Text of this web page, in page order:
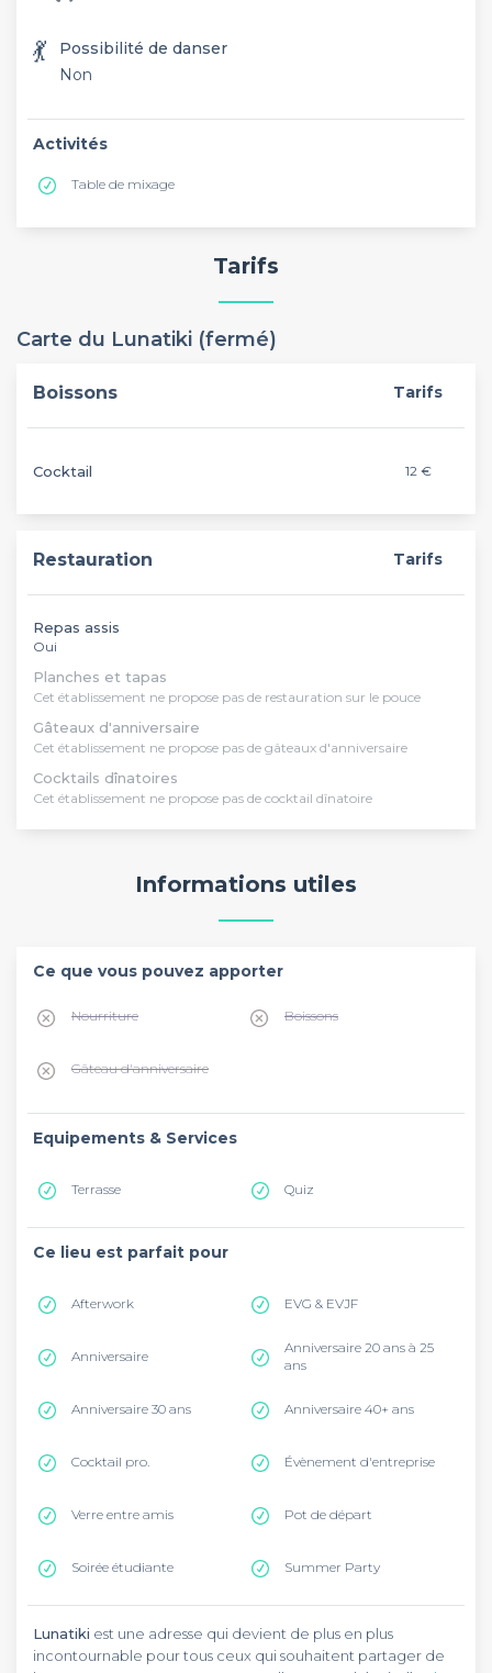
💃
Possibilité de danser
Non
Activités
Table de mixage
Tarifs
Carte du Lunatiki (fermé)
Boissons Tarifs
Cocktail 12 €
Restauration Tarifs
Repas assis
Oui
Planches et tapas
Cet établissement ne propose pas de restauration sur le pouce
Gâteaux d'anniversaire
Cet établissement ne propose pas de gâteaux d'anniversaire
Cocktails dînatoires
Cet établissement ne propose pas de cocktail dînatoire
Informations utiles
Ce que vous pouvez apporter
Nourriture Boissons
Gâteau d'anniversaire
Equipements & Services
Terrasse Quiz
Ce lieu est parfait pour
Afterwork EVG & EVJF
Anniversaire
Anniversaire 20 ans à 25
ans
Anniversaire 30 ans Anniversaire 40+ ans
Cocktail pro. Évènement d'entreprise
Verre entre amis Pot de départ
Soirée étudiante Summer Party
Lunatiki est une adresse qui devient de plus en plus
incontournable pour tous ceux qui souhaitent partager de